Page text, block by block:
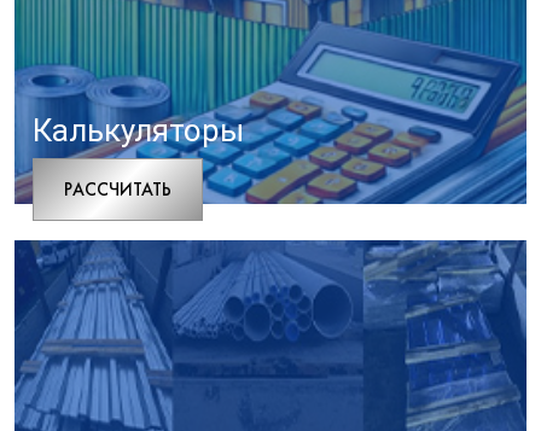
Калькуляторы
РАCСЧИТАТЬ